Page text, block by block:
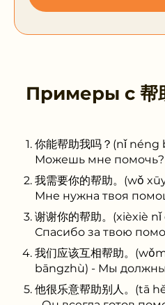
Примеры с 帮
你能帮助我吗？(nǐ
Можешь мне помочь?
我需要你的帮助。(wǒ
Мне нужна твоя
谢谢你的帮助。(xièxiè
Спасибо за твою
我们应该互相帮助。
bāngzhù) - Мы должны
他很乐意帮助别人。(tā